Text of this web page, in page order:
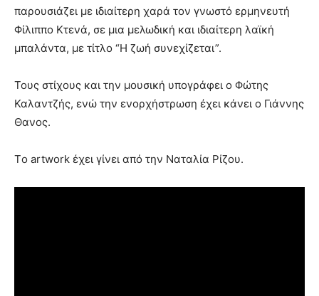
παρουσιάζει με ιδιαίτερη χαρά τον γνωστό ερμηνευτή
Φίλιππο Κτενά, σε μια μελωδική και ιδιαίτερη λαϊκή
μπαλάντα, με τίτλο “Η ζωή συνεχίζεται”.
Τους στίχους και την μουσική υπογράφει ο Φώτης
Καλαντζής, ενώ την ενορχήστρωση έχει κάνει ο Γιάννης
Θανος.
Τo artwork έχει γίνει από την Ναταλία Ρίζου.